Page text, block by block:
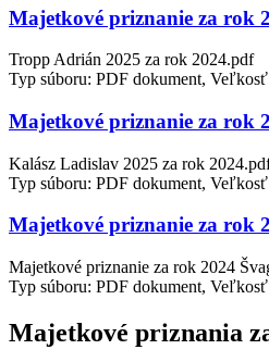
Majetkové priznanie za rok
Tropp Adrián 2025 za rok 2024.pdf
Typ súboru: PDF dokument,
Majetkové priznanie za rok
Kalász Ladislav 2025 za rok
Typ súboru: PDF dokument,
Majetkové priznanie za rok
Majetkové priznanie za rok 2024
Typ súboru: PDF dokument,
Majetkové priznania